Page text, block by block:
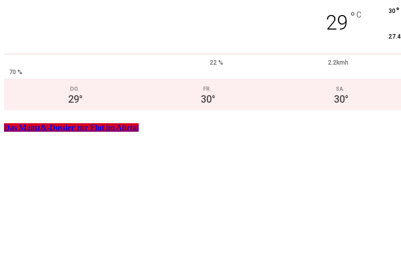
29 ° C 30°
27.4
22 %
2.2kmh
70 %
DO.
29°
FR.
30°
SA.
30°
Das Mainz&-Dossier zur Flut im Ahrtal